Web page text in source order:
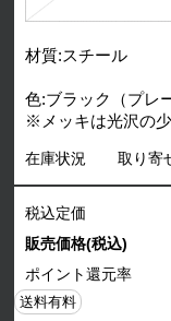
材質:スチール
色:ブラック（プレ
※メッキは光沢の
在庫状況 取り寄
税込定価
販売価格(税込)
ポイント還元率
送料有料